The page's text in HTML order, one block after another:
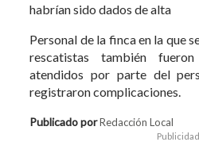
habrían sido dados de alta
Personal de la finca en la que
rescatistas también
atendidos por parte del
registraron complicaciones.
Publicado porRedacción Local
Publicidad